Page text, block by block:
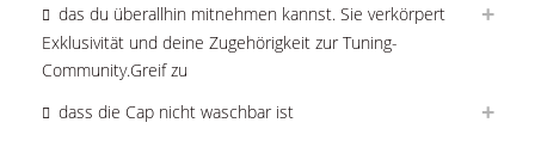
das du überallhin mitnehmen kannst. Sie verkörpert
Exklusivität und deine Zugehörigkeit zur Tuning-
Community.Greif zu
dass die Cap nicht waschbar ist